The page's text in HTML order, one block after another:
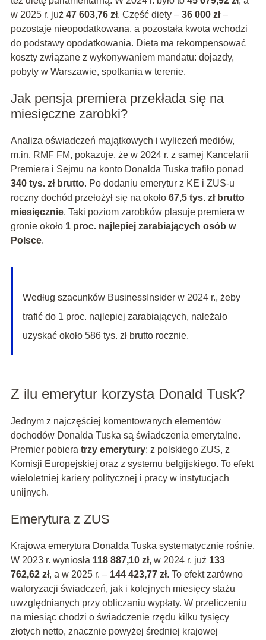
w 2025 r. już 47 603,76 zł. Część diety – 36 000 zł–
pozostaje nieopodatkowana, a pozostała kwota wchodzi
do podstawy opodatkowania. Dieta ma rekompensować
koszty związane z wykonywaniem mandatu: dojazdy,
pobyty w Warszawie, spotkania w terenie.
Jak pensja premiera przekłada się na
miesięczne zarobki?
Analiza oświadczeń majątkowych i wyliczeń mediów,
m.in. RMF FM, pokazuje, że w 2024 r. z samej Kancelarii
Premiera i Sejmu na konto Donalda Tuska trafiło ponad
340 tys. zł brutto. Po dodaniu emerytur z KE i ZUS-u
roczny dochód przełożył się na około 67,5 tys. zł brutto
miesięcznie. Taki poziom zarobków plasuje premiera w
gronie około 1 proc. najlepiej zarabiających osób w
Polsce.
Według szacunków BusinessInsider w 2024 r., żeby
trafić do 1 proc. najlepiej zarabiających, należało
uzyskać około 586 tys. zł brutto rocznie.
Z ilu emerytur korzysta Donald Tusk?
Jednym z najczęściej komentowanych elementów
dochodów Donalda Tuska są świadczenia emerytalne.
Premier pobiera trzy emerytury: z polskiego ZUS, z
Komisji Europejskiej oraz z systemu belgijskiego. To efekt
wieloletniej kariery politycznej i pracy w instytucjach
unijnych.
Emerytura z ZUS
Krajowa emerytura Donalda Tuska systematycznie rośnie.
W 2023 r. wyniosła 118 887,10 zł, w 2024 r. już 133
762,62 zł, a w 2025 r. – 144 423,77 zł. To efekt zarówno
waloryzacji świadczeń, jak i kolejnych miesięcy stażu
uwzględnianych przy obliczaniu wypłaty. W przeliczeniu
na miesiąc chodzi o świadczenie rzędu kilku tysięcy
złotych netto, znacznie powyżej średniej krajowej